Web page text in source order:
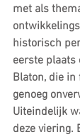
met als
historisch
eerste plaats
Blaton, die
genoeg
Uiteindelijk
deze viering.